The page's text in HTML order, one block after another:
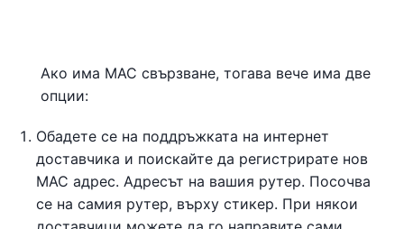
Ако има MAC свързване, тогава вече има две
опции:
Обадете се на поддръжката на интернет
доставчика и поискайте да регистрирате нов
MAC адрес. Адресът на вашия рутер. Посочва
се на самия рутер, върху стикер. При някои